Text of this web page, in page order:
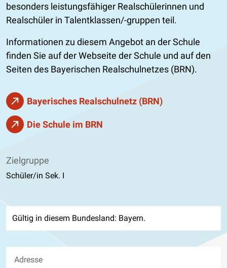
besonders leistungsfähiger Realschülerinnen und
Realschüler in Talentklassen/-gruppen teil.
Informationen zu diesem Angebot an der Schule
finden Sie auf der Webseite der Schule und auf den
Seiten des Bayerischen Realschulnetzes (BRN).
Bayerisches Realschulnetz (BRN)
Die Schule im BRN
Zielgruppe
Schüler/in Sek. I
Gültig in diesem Bundesland: Bayern.
Adresse